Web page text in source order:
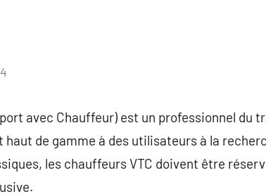
avec Chauffeur) est un professionnel du
de gamme à des utilisateurs à la
les chauffeurs VTC doivent être